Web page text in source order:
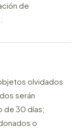
de
olvidados
serán
de 30 días;
o